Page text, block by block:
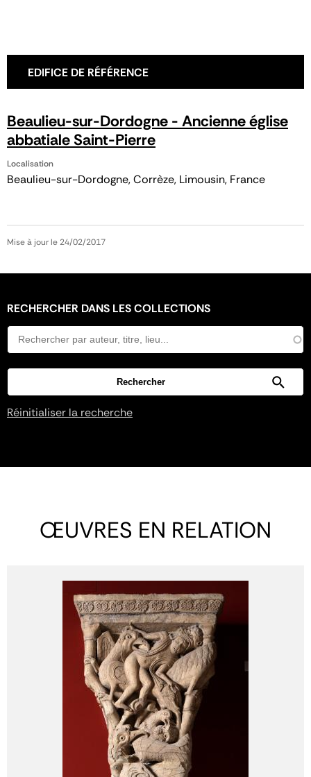
EDIFICE DE RÉFÉRENCE
Beaulieu-sur-Dordogne - Ancienne église
abbatiale Saint-Pierre
Localisation
Beaulieu-sur-Dordogne, Corrèze, Limousin, France
Mise à jour le 24/02/2017
RECHERCHER DANS LES COLLECTIONS
Réinitialiser la recherche
ŒUVRES EN RELATION